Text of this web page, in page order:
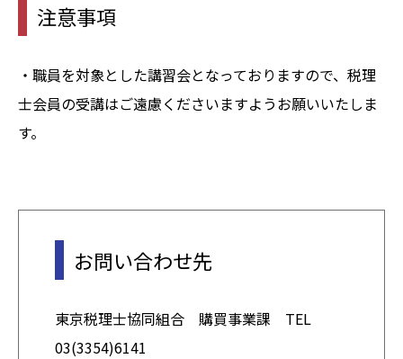
注意事項
・職員を対象とした講習会となっておりますので、税理
士会員の受講はご遠慮くださいますようお願いいたしま
す。
お問い合わせ先
東京税理士協同組合 購買事業課 TEL
03(3354)6141